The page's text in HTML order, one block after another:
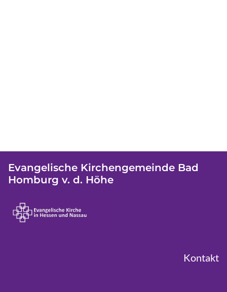
Evangelische Kirchengemeinde Bad
Homburg v. d. Höhe
Kontakt